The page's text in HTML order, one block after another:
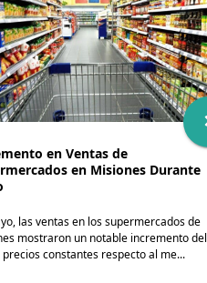
en Ventas de
en Misiones Durante
las ventas en los supermercados de
mostraron un notable incremento del
precios constantes respecto al me...